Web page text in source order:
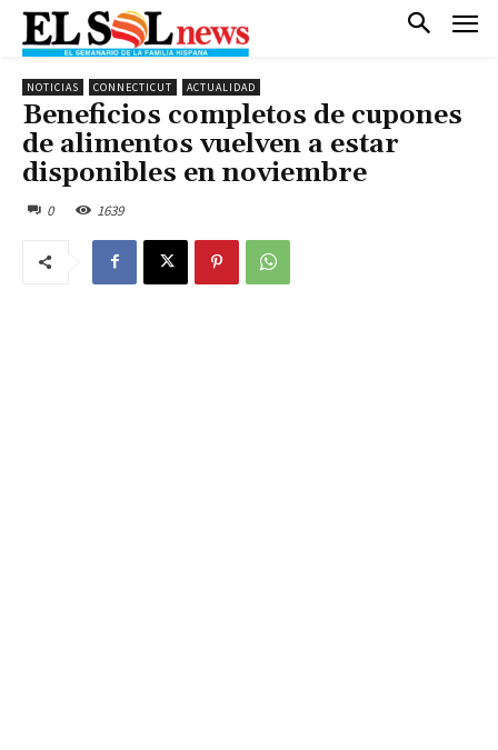
NOTICIAS CONNECTICUT ACTUALIDAD
Beneficios completos de cupones
de alimentos vuelven a estar
disponibles en noviembre
0 1639